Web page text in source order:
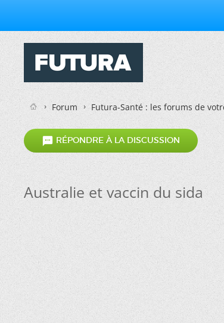
Forum Futura-Santé : les forums de
 RÉPONDRE À LA DISCUSSION
Australie et vaccin du sida